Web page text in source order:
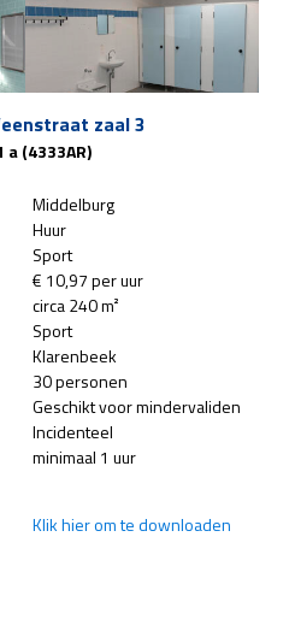
zaal 3
(4333AR)
Middelburg
Huur
Sport
€ 10,97 per uur
circa 240 m²
Sport
Klarenbeek
30 personen
Geschikt voor mindervaliden
Incidenteel
minimaal 1 uur
Klik hier om te downloaden